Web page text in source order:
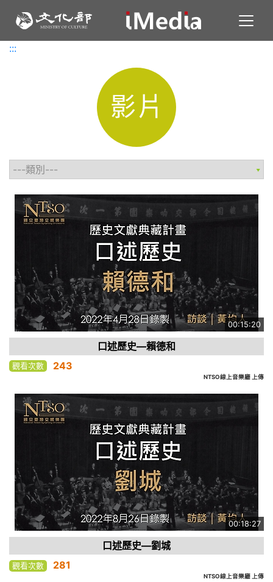
:::
:::
影片
00:15:20
口述歷史—賴德和
觀看次數 243
NTSO線上音樂廳 上傳
00:18:27
口述歷史—劉城
觀看次數 281
NTSO線上音樂廳 上傳